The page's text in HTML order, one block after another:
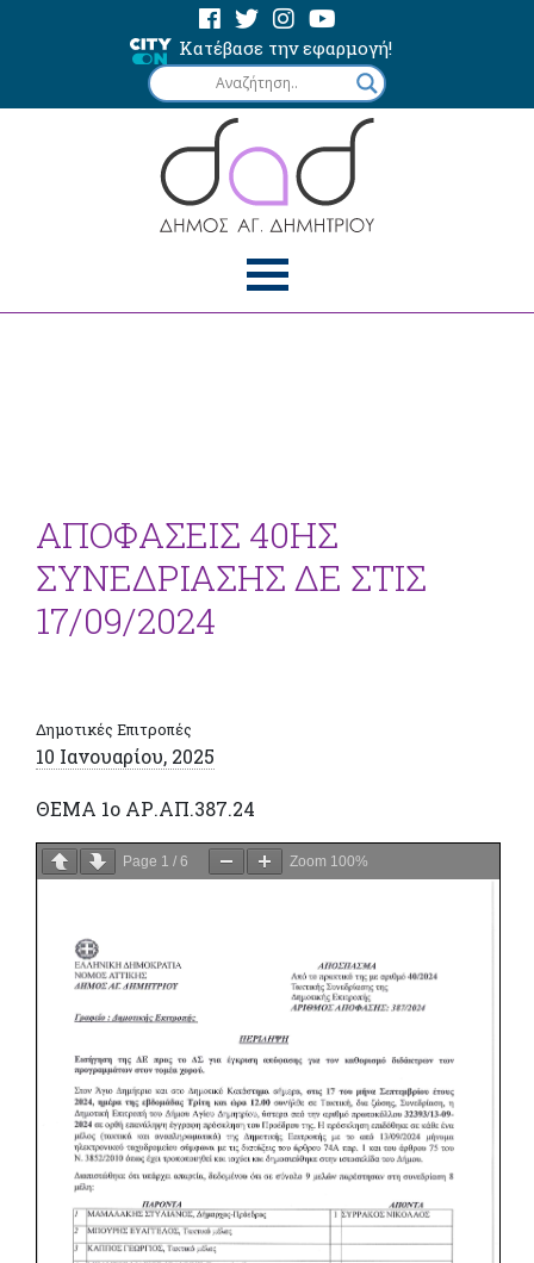
Κατέβασε την εφαρμογή!
ΑΠΟΦΑΣΕΙΣ 40ΗΣ
ΣΥΝΕΔΡΙΑΣΗΣ ΔΕ ΣΤΙΣ
17/09/2024
Δημοτικές Επιτροπές
10 Ιανουαρίου, 2025
ΘΕΜΑ 1ο ΑΡ.ΑΠ.387.24
Page 1 / 6 Zoom 100%